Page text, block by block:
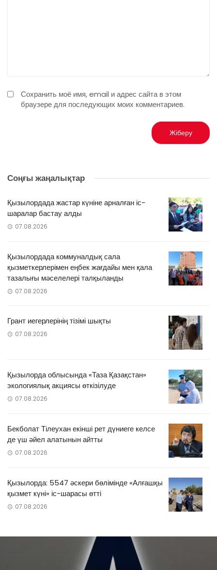
Сохранить моё имя, email и адрес сайта в этом
браузере для последующих моих комментариев.
Соңғы жаңалықтар
Қызылордада жастар күніне арналған іс-
шаралар бастау алды
07.08.2026
Қызылордада коммуналдық сала
қызметкерлерімен еңбек жағдайы мен қала
тазалығы мәселелері талқыланды
07.08.2026
Грант иегерлерінің тізімі шықты
07.08.2026
Қызылорда облысында «Таза Қазақстан»
экологиялық акциясы өткізілуде
07.08.2026
Бекболат Тілеухан екінші рет дүниеге келсе
де үш әйел алатынын айтты
07.08.2026
Қызылорда: 5547 әскери бөлімінде «Алғашқы
қызмет күні» іс-шарасы өтті
07.08.2026